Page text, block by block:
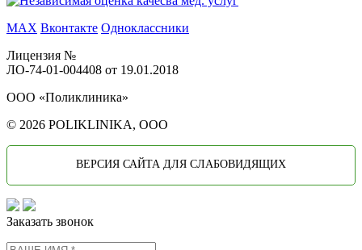
MAX Вконтакте Одноклассники
Лицензия №
ЛО-74-01-004408 от 19.01.2018
ООО «Поликлиника»
© 2026 POLIKLINIKA, OOO
ВЕРСИЯ САЙТА ДЛЯ СЛАБОВИДЯЩИХ
Заказать звонок